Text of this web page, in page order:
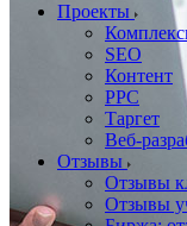
Проекты
SEO
Контент
PPC
Таргет
Веб-
Отзывы
Отзывы
Отзывы